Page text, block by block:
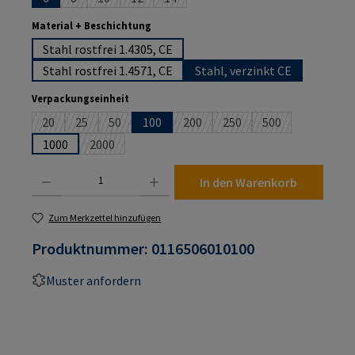
(Diese Option ist zurzeit nicht verfügbar.)
(Diese Option ist zurzeit nicht verfügbar.)
(Diese Option ist zurzeit nicht verfügbar.)
(Diese Option ist zurzeit nicht
Material + Beschichtung
Stahl rostfrei 1.4305, CE
Stahl rostfrei 1.4571, CE
Stahl, verzinkt CE
Verpackungseinheit
20(Diese Option ist zurzeit nicht verfügbar.)
25(Diese Option ist zurzeit nicht verfügbar.)
50(Diese Option ist zurzeit nicht verfügbar.)
100 200(Diese Option ist zurzeit nicht
250(Diese Option ist zurzeit
500(Diese Option ist
1000 2000(Diese Option ist zurzeit nicht verfügbar.)
In den Warenkorb
Zum Merkzettel hinzufügen
Produktnummer: 0116506010100
Muster anfordern